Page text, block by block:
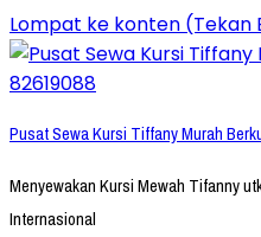
Lompat ke konten (Tekan
Pusat Sewa Kursi Tiffany Murah
Menyewakan Kursi Mewah Tifanny
Internasional